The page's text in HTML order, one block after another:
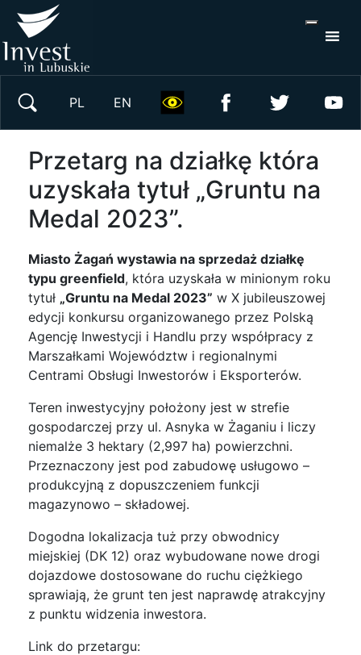
PL EN
Przetarg na działkę która
uzyskała tytuł „Gruntu na
Medal 2023”.
Miasto Żagań wystawia na sprzedaż działkę
typu greenfield, która uzyskała w minionym roku
tytuł „Gruntu na Medal 2023” w X jubileuszowej
edycji konkursu organizowanego przez Polską
Agencję Inwestycji i Handlu przy współpracy z
Marszałkami Województw i regionalnymi
Centrami Obsługi Inwestorów i Eksporterów.
Teren inwestycyjny położony jest w strefie
gospodarczej przy ul. Asnyka w Żaganiu i liczy
niemalże 3 hektary (2,997 ha) powierzchni.
Przeznaczony jest pod zabudowę usługowo –
produkcyjną z dopuszczeniem funkcji
magazynowo – składowej.
Dogodna lokalizacja tuż przy obwodnicy
miejskiej (DK 12) oraz wybudowane nowe drogi
dojazdowe dostosowane do ruchu ciężkiego
sprawiają, że grunt ten jest naprawdę atrakcyjny
z punktu widzenia inwestora.
Link do przetargu:
Wyszukaj w serwisie